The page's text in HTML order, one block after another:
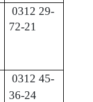
0312 29-
72-21
031245-
36-24